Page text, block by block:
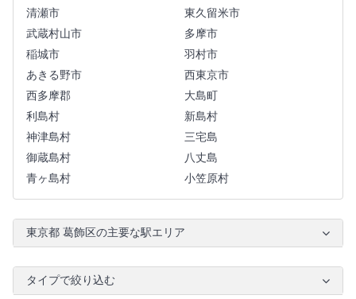
清瀬市
東久留米市
武蔵村山市
多摩市
稲城市
羽村市
あきる野市
西東京市
西多摩郡
大島町
利島村
新島村
神津島村
三宅島
御蔵島村
八丈島
青ヶ島村
小笠原村
東京都 葛飾区の主要な駅エリア
タイプで絞り込む